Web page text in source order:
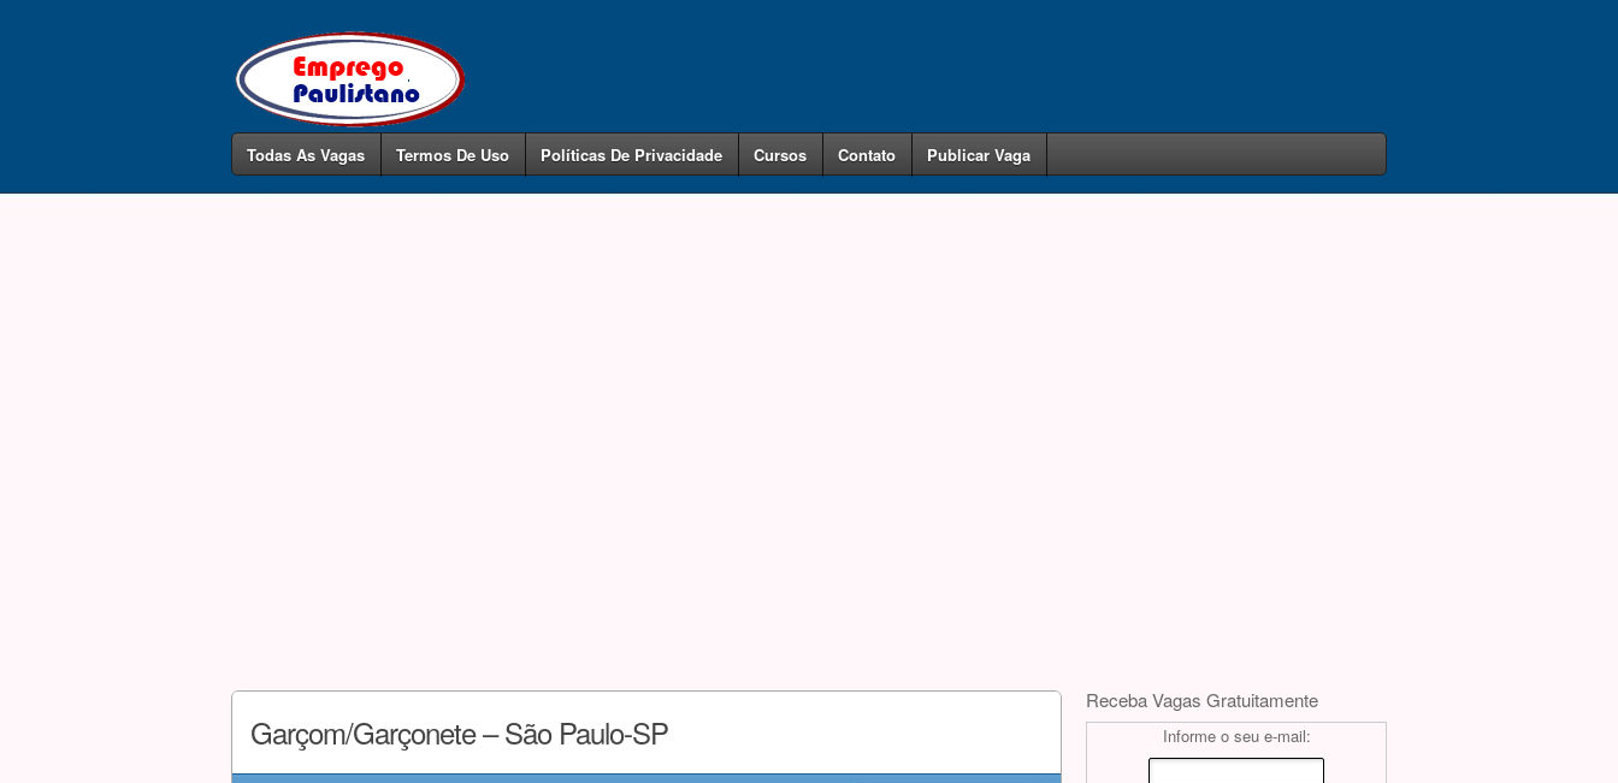
Todas As Vagas Termos De Uso Políticas De Privacidade Cursos Contato Publicar Vaga
Garçom/Garçonete – São Paulo-SP
Receba Vagas Gratuitamente
Informe o seu e-mail: